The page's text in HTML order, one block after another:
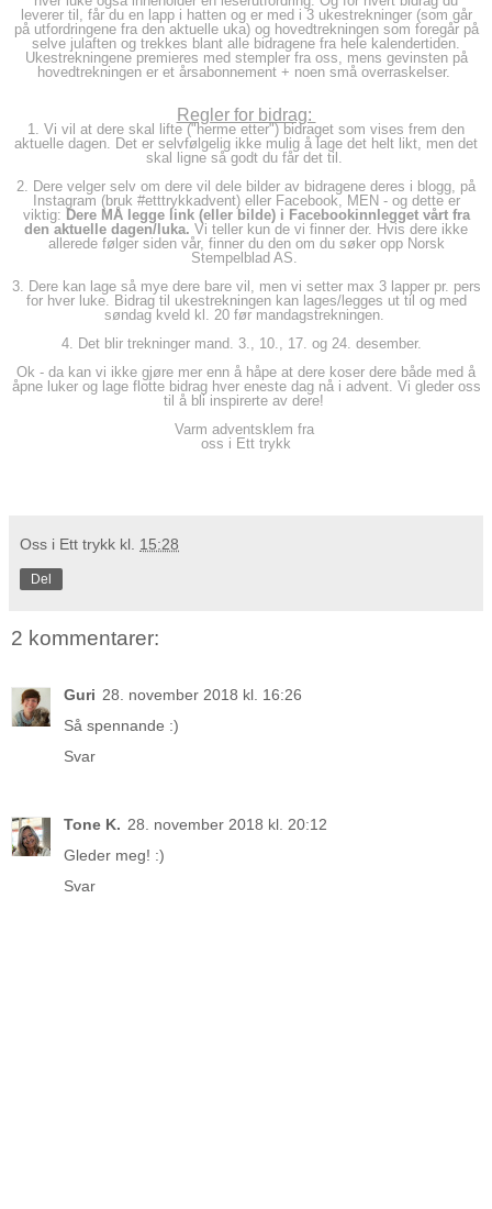
leverer til, får du en lapp i hatten og er med i 3 ukestrekninger (som går
på utfordringene fra den aktuelle uka) og hovedtrekningen som foregår på
selve julaften og trekkes blant alle bidragene fra hele kalendertiden.
Ukestrekningene premieres med stempler fra oss, mens gevinsten på
hovedtrekningen er et årsabonnement + noen små overraskelser.
Regler for bidrag:
1. Vi vil at dere skal lifte ("herme etter") bidraget som vises frem den
aktuelle dagen. Det er selvfølgelig ikke mulig å lage det helt likt, men det
skal ligne så godt du får det til.
2. Dere velger selv om dere vil dele bilder av bidragene deres i blogg, på
Instagram (bruk #etttrykkadvent) eller Facebook, MEN - og dette er
viktig: Dere MÅ legge link (eller bilde) i Facebookinnlegget vårt fra
den aktuelle dagen/luka. Vi teller kun de vi finner der. Hvis dere ikke
allerede følger siden vår, finner du den om du søker opp Norsk
Stempelblad AS.
3. Dere kan lage så mye dere bare vil, men vi setter max 3 lapper pr. pers
for hver luke. Bidrag til ukestrekningen kan lages/legges ut til og med
søndag kveld kl. 20 før mandagstrekningen.
4. Det blir trekninger mand. 3., 10., 17. og 24. desember.
Ok - da kan vi ikke gjøre mer enn å håpe at dere koser dere både med å
åpne luker og lage flotte bidrag hver eneste dag nå i advent. Vi gleder oss
til å bli inspirerte av dere!
Varm adventsklem fra
oss i Ett trykk
Oss i Ett trykk kl. 15:28
Del
2 kommentarer:
Guri 28. november 2018 kl. 16:26
Så spennande :)
Svar
Tone K. 28. november 2018 kl. 20:12
Gleder meg! :)
Svar